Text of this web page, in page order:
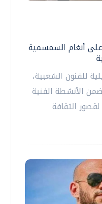
أنغام السمسمية
للفنون الشعبية،
الأنشطة الفنية
الثقافة